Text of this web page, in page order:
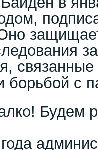
связанные
борьбой с
Будем